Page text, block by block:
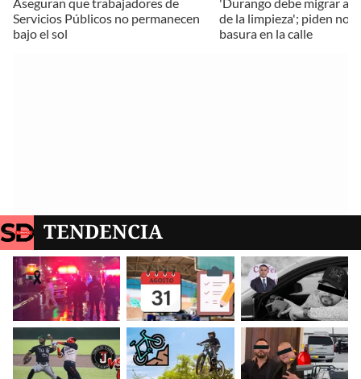
Servicios Públicos no permanecen
bajo el sol
de la limpieza'; piden no
basura en la calle
TENDENCIA